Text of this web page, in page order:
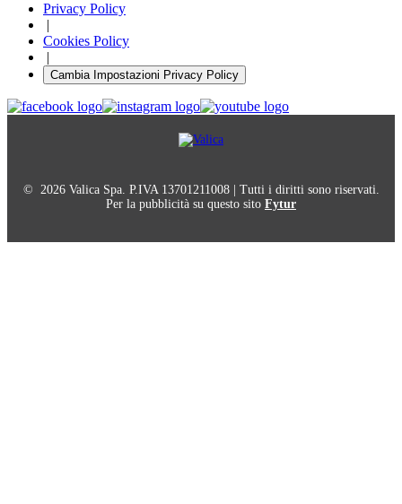
Privacy Policy
|
Cookies Policy
|
Cambia Impostazioni Privacy Policy
© 2026 Valica Spa. P.IVA 13701211008 | Tutti i diritti sono riservati.
Per la pubblicità su questo sito Fytur